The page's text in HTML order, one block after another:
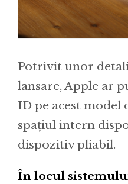
Potrivit unor
lansare, Apple ar
ID pe acest model
spațiul intern
dispozitiv pliabil.
În locul